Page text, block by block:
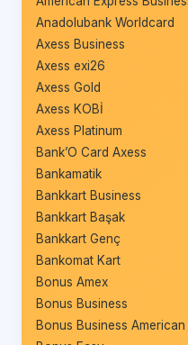
Anadolubank Worldcard
Axess Business
Axess exi26
Axess Gold
Axess KOBİ
Axess Platinum
Bank’O Card Axess
Bankamatik
Bankkart Business
Bankkart Başak
Bankkart Genç
Bankomat Kart
Bonus Amex
Bonus Business
Bonus Business American